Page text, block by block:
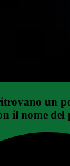
un
il nome